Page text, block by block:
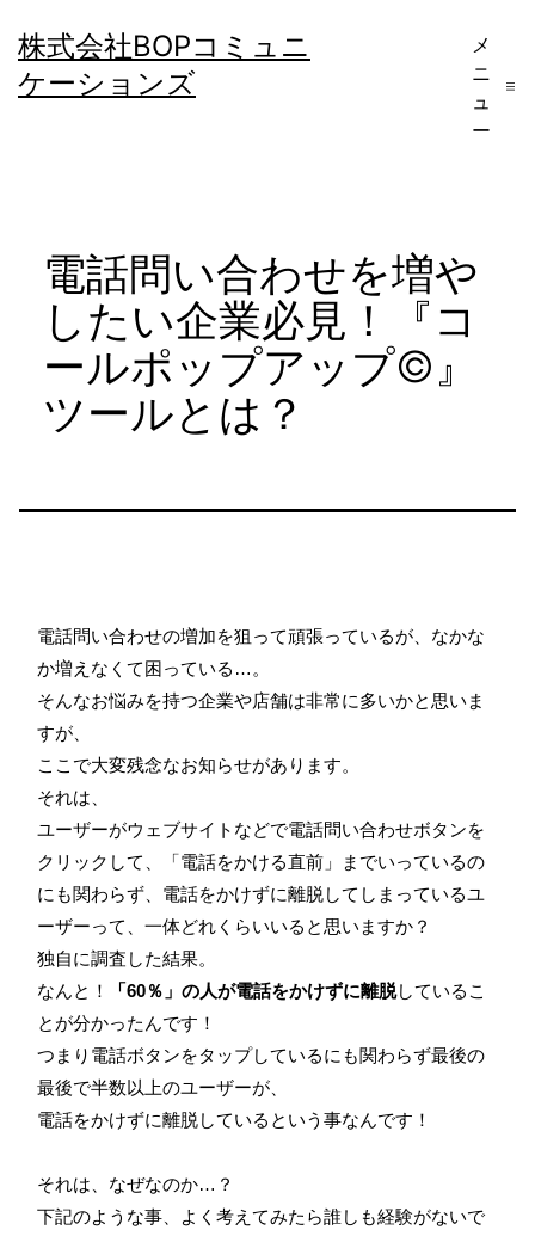
ン
テ
株式会社BOPコミュニ
ケーションズ
メ
ニ
ュ
ー
電話問い合わせを増や
したい企業必見！『コ
ールポップアップ©』
ツールとは？
電話問い合わせの増加を狙って頑張っているが、なかな
か増えなくて困っている…。
そんなお悩みを持つ企業や店舗は非常に多いかと思いま
すが、
ここで大変残念なお知らせがあります。
それは、
ユーザーがウェブサイトなどで電話問い合わせボタンを
クリックして、「電話をかける直前」までいっているの
にも関わらず、電話をかけずに離脱してしまっているユ
ーザーって、一体どれくらいいると思いますか？
独自に調査した結果。
なんと！
「60％」の人が電話をかけずに離脱しているこ
とが分かったんです！
つまり電話ボタンをタップしているにも関わらず最後の
最後で半数以上のユーザーが、
電話をかけずに離脱しているという事なんです！
それは、なぜなのか…？
下記のような事、よく考えてみたら誰しも経験がないで